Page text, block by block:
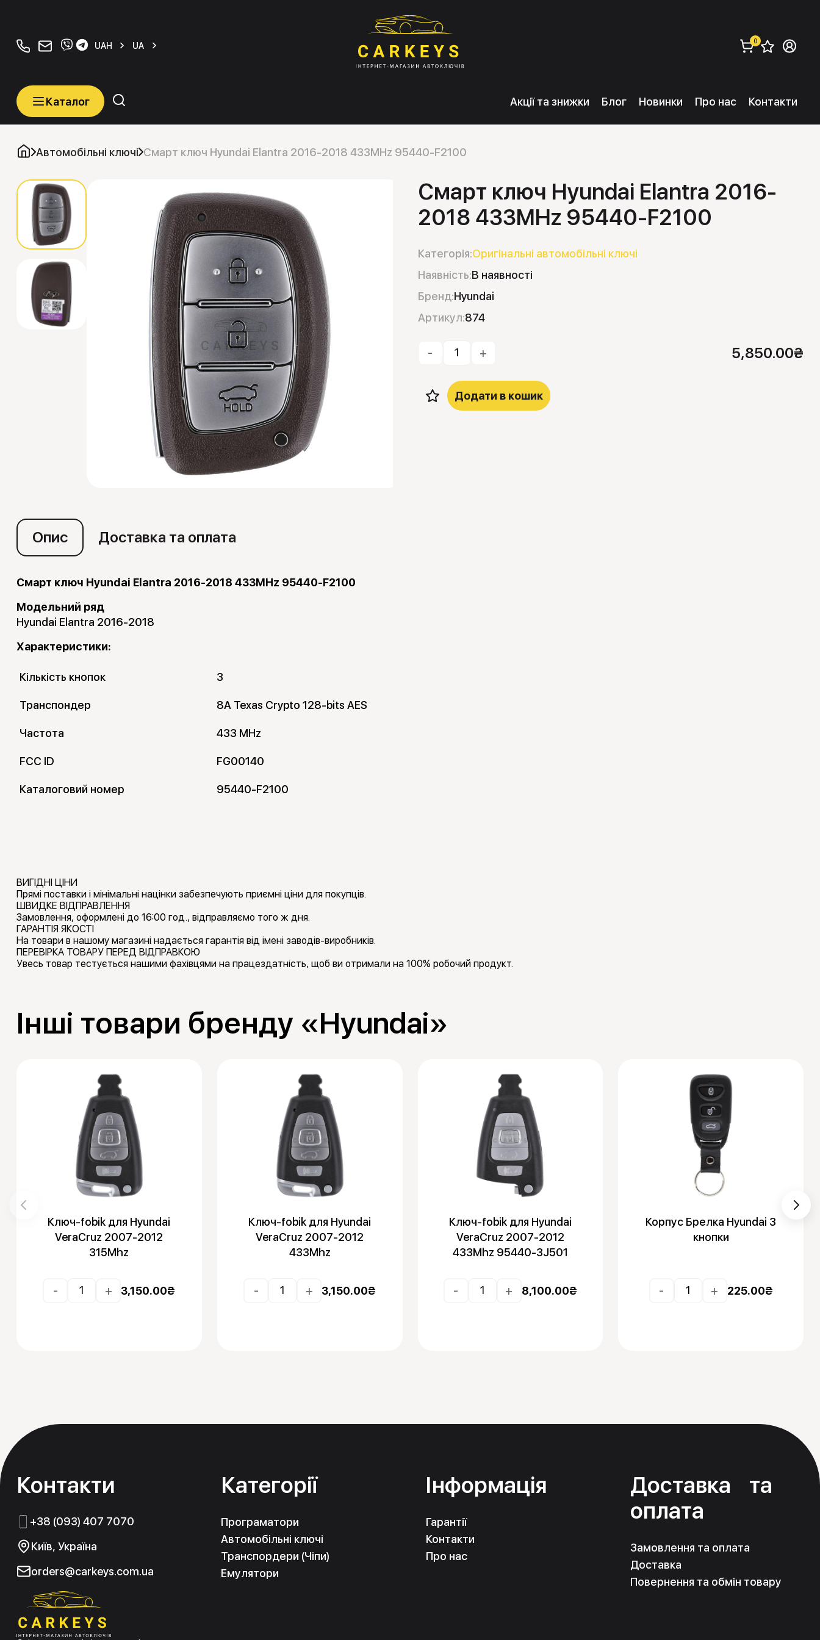
+380934077070
orders@carkeys.com.ua
UAH UA замовити (
0
Каталог
Каталог
Категорії
Автомобільні ключі
Транспордери (Чіпи)
Програматори
Емулятори
Акції та знижки Блог Новинки Про нас Контакти
Автомобільні ключі Смарт ключ Hyundai Elantra 2016-2018 433MHz 95440-F2100
Смарт ключ Hyundai Elantra 2016-
2018 433MHz 95440-F2100
Категорія:Оригінальні автомобільні ключі
Наявність:В наявності
Бренд:Hyundai
Артикул:874
- + 5,850.00₴
Додати в кошик
Опис Доставка та оплата
Смарт ключ Hyundai Elantra 2016-2018 433MHz 95440-F2100
Модельний ряд
Hyundai Elantra 2016-2018
Характеристики:
Кількість кнопок 3
Транспондер 8A Texas Crypto 128-bits AES
Частота 433 MHz
FCC ID FG00140
Каталоговий номер 95440-F2100
ВИГІДНІ ЦІНИ
Прямі поставки і мінімальні націнки забезпечують приємні ціни для покупців.
ШВИДКЕ ВІДПРАВЛЕННЯ
Замовлення, оформлені до 16:00 год., відправляємо того ж дня.
ГАРАНТІЯ ЯКОСТІ
На товари в нашому магазині надається гарантія від імені заводів-виробників.
ПЕРЕВІРКА ТОВАРУ ПЕРЕД ВІДПРАВКОЮ
Увесь товар тестується нашими фахівцями на працездатність, щоб ви отримали на 100% робочий продукт.
Інші товари бренду «Hyundai»
Ключ-fobik для Hyundai
VeraCruz 2007-2012
315Mhz
- + 3,150.00₴
Ключ-fobik для Hyundai
VeraCruz 2007-2012
433Mhz
- + 3,150.00₴
Ключ-fobik для Hyundai
VeraCruz 2007-2012
433Mhz 95440-3J501
- + 8,100.00₴
Корпус Брелка Hyundai 3
кнопки
- + 225.00₴
Контакти
+38 (093) 407 7070
Київ, Україна
orders@carkeys.com.ua
Категорії
Програматори
Автомобільні ключі
Транспордери (Чіпи)
Емулятори
Інформація
Гарантії
Контакти
Про нас
Доставка та
оплата
Замовлення та оплата
Доставка
Повернення та обмін товару